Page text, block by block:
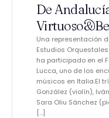
De
Una representación
Estudios
ha participado en el
Lucca, uno de los
músicos en Italia.El
González (violín),
Sara Oliu Sánchez
[…]